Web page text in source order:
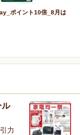
ポイント10倍_8月は
ル
力